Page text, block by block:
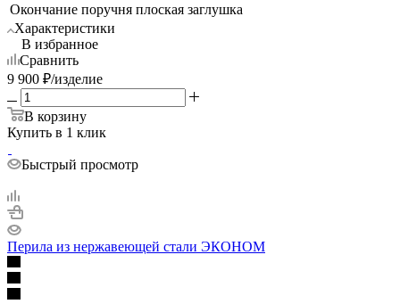
Окончание поручня плоская заглушка
Характеристики
В избранное
Сравнить
9 900 ₽/изделие
В корзину
Купить в 1 клик
Быстрый просмотр
Перила из нержавеющей стали ЭКОНОМ